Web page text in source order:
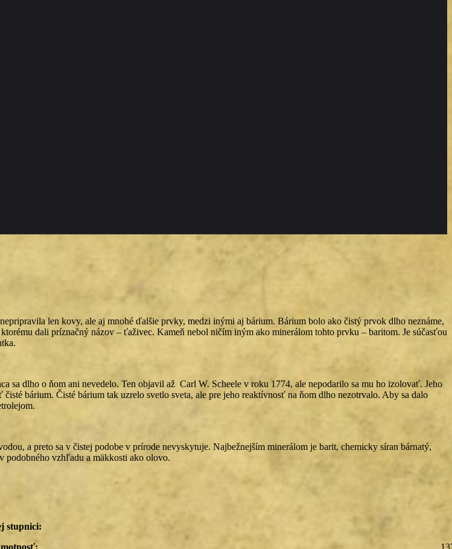
len kovy, ale aj mnohé ďalšie prvky, medzi inými aj bárium. Bárium bolo ako čistý prvok dlho neznáme,
dali príznačný názov – ťaživec. Kameň nebol ničím iným ako minerálom tohto prvku – baritom. Je súčasťou
sa dlho o ňom ani nevedelo. Ten objavil až Carl W. Scheele v roku 1774, ale nepodarilo sa mu ho izolovať. Jeho
bárium. Čisté bárium tak uzrelo svetlo sveta, ale pre jeho reaktívnosť na ňom dlho nezotrvalo. Aby sa dalo
a preto sa v čistej podobe v prírode nevyskytuje. Najbežnejším minerálom je barit, chemicky síran bárnatý,
podobného vzhľadu a mäkkosti ako olovo.
stupnici: